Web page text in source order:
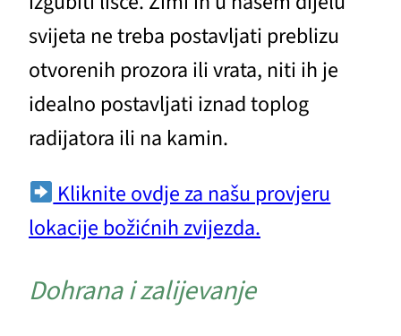
svijeta ne treba postavljati preblizu
otvorenih prozora ili vrata, niti ih je
idealno postavljati iznad toplog
radijatora ili na kamin.
Kliknite ovdje za našu provjeru
lokacije božićnih zvijezda.
Dohrana i zalijevanje